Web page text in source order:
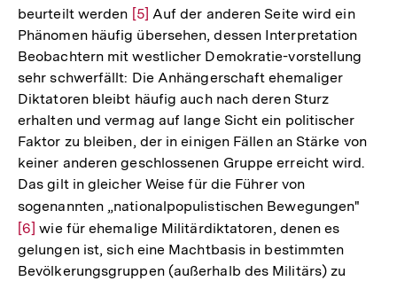
Fußnote
beurteilt werden Zur
Auflösung
der
Fußnote
[5] Auf der anderen Seite wird ein
Phänomen häufig übersehen, dessen Interpretation
Beobachtern mit westlicher Demokratie-vorstellung
sehr schwerfällt: Die Anhängerschaft ehemaliger
Diktatoren bleibt häufig auch nach deren Sturz
erhalten und vermag auf lange Sicht ein politischer
Faktor zu bleiben, der in einigen Fällen an Stärke von
keiner anderen geschlossenen Gruppe erreicht wird.
Das gilt in gleicher Weise für die Führer von
sogenannten „nationalpopulistischen Bewegungen"
[6] wie für ehemalige Militärdiktatoren, denen es
gelungen ist, sich eine Machtbasis in bestimmten
Bevölkerungsgruppen (außerhalb des Militärs) zu